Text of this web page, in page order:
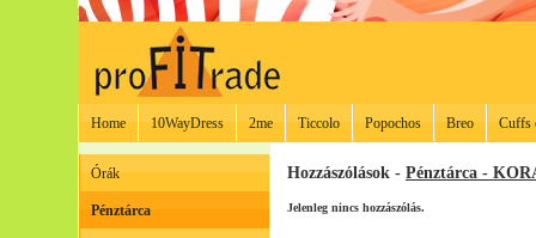
Home 10WayDress 2me Ticcolo Popochos Breo Cuffs
Órák
Pénztárca
Hozzászólások - Pénztárca -
Jelenleg nincs hozzászólás.